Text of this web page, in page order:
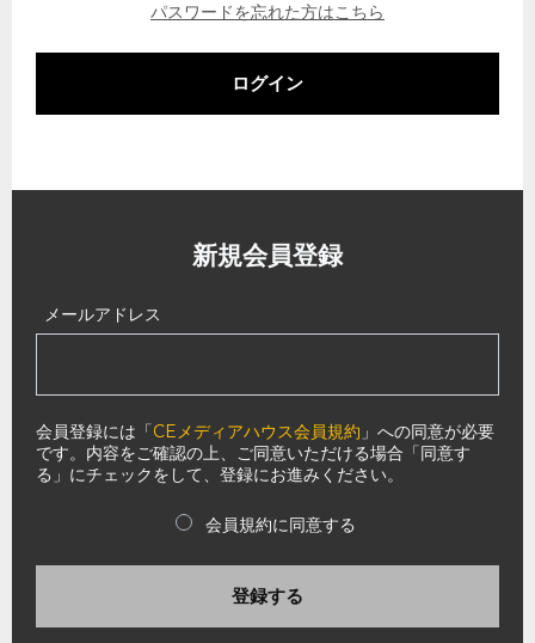
パスワードを忘れた方はこちら
ログイン
新規会員登録
メールアドレス
会員登録には「CEメディアハウス会員規約 」への同意が必要
です。内容をご確認の上、ご同意いただける場合「同意す
る」にチェックをして、登録にお進みください。
会員規約に同意する
登録する